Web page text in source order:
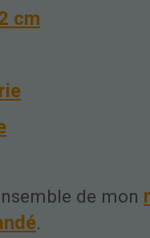
cm
de mon
.